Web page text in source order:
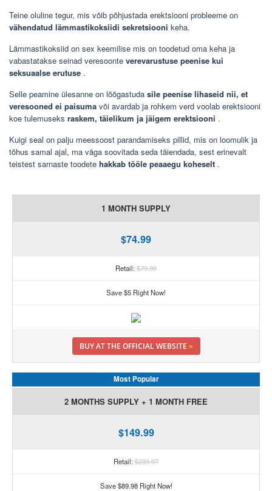
Teine oluline tegur, mis võib põhjustada erektsiooni probleeme on
vähendatud lämmastikoksiidi sekretsiooni keha.
Lämmastikoksiid on sex keemilise mis on toodetud oma keha ja
vabastatakse seinad veresoonte verevarustuse peenise kui
seksuaalse erutuse .
Selle peamine ülesanne on lõõgastuda sile peenise lihaseid nii, et
veresooned ei paisuma või avardab ja rohkem verd voolab erektsiooni
koe tulemuseks raskem, täielikum ja jäigem erektsiooni .
Kuigi seal on palju meessoost parandamiseks pillid, mis on loomulik ja
tõhus samal ajal, ma väga soovitada seda täiendada, sest erinevalt
teistest sarnaste toodete hakkab tööle peaaegu koheselt .
1 MONTH SUPPLY
$74.99
Retail:$79.99
Save $5 Right Now!
BUY AT THE OFFICIAL WEBSITE »
Most Popular
2 MONTHS SUPPLY + 1 MONTH FREE
$149.99
Retail:$239.97
Save $89.98 Right Now!